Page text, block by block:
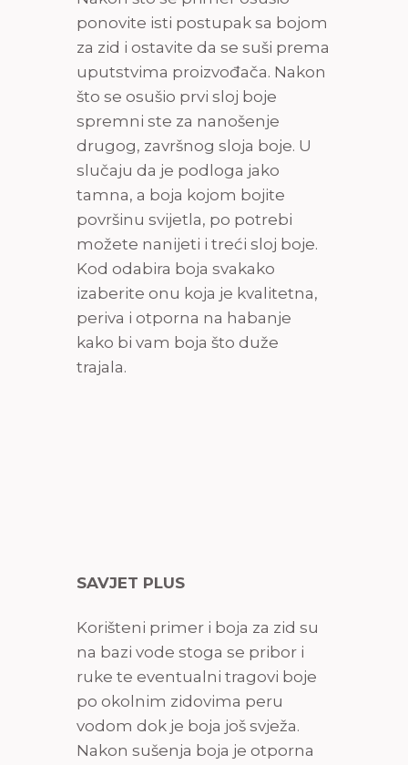
ponovite isti postupak sa bojom
za zid i ostavite da se suši prema
uputstvima proizvođača. Nakon
što se osušio prvi sloj boje
spremni ste za nanošenje
drugog, završnog sloja boje. U
slučaju da je podloga jako
tamna, a boja kojom bojite
površinu svijetla, po potrebi
možete nanijeti i treći sloj boje.
Kod odabira boja svakako
izaberite onu koja je kvalitetna,
periva i otporna na habanje
kako bi vam boja što duže
trajala.
SAVJET PLUS
Korišteni primer i boja za zid su
na bazi vode stoga se pribor i
ruke te eventualni tragovi boje
po okolnim zidovima peru
vodom dok je boja još svježa.
Nakon sušenja boja je otporna